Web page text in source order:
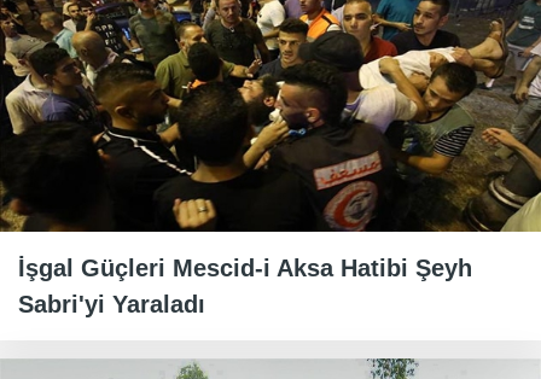
İşgal Güçleri Mescid-i Aksa Hatibi Şeyh
Sabri'yi Yaraladı